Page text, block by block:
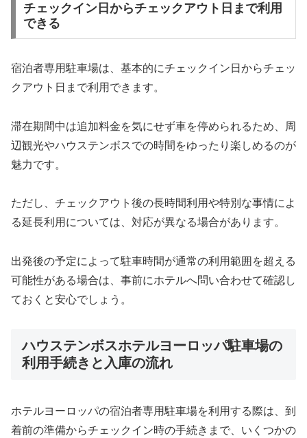
チェックイン日からチェックアウト日まで利用
できる
宿泊者専用駐車場は、基本的にチェックイン日からチェッ
クアウト日まで利用できます。
滞在期間中は追加料金を気にせず車を停められるため、周
辺観光やハウステンボスでの時間をゆったり楽しめるのが
魅力です。
ただし、チェックアウト後の長時間利用や特別な事情によ
る延長利用については、対応が異なる場合があります。
出発後の予定によって駐車時間が通常の利用範囲を超える
可能性がある場合は、事前にホテルへ問い合わせて確認し
ておくと安心でしょう。
ハウステンボスホテルヨーロッパ駐車場の
利用手続きと入庫の流れ
ホテルヨーロッパの宿泊者専用駐車場を利用する際は、到
着前の準備からチェックイン時の手続きまで、いくつかの